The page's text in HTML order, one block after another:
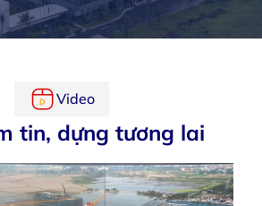
Video
tin, dựng tương lai